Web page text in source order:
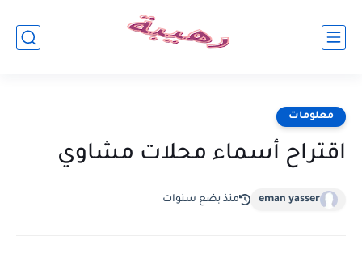
معلومات
اقتراح أسماء محلات مشاوي
eman yasser منذ بضع سنوات